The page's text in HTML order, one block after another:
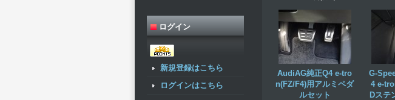
ログイン
新規登録はこちら
ログインはこちら
AudiAG純正Q4 e-tro
n(FZ/F4)用アルミペダ
ルセット
G-
4 e-
Dステ